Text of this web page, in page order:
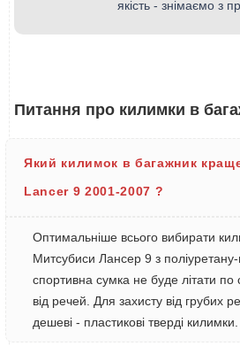
якість - знімаємо з
Питання про килимки в
Який килимок в багажник
Lancer 9 2001-2007 ?
Оптимальніше всього вибирати
Митсубиси Лансер 9 з поліуретану-
спортивна сумка не буде літати
від речей. Для захисту від грубих
дешеві - пластикові тверді килимки.